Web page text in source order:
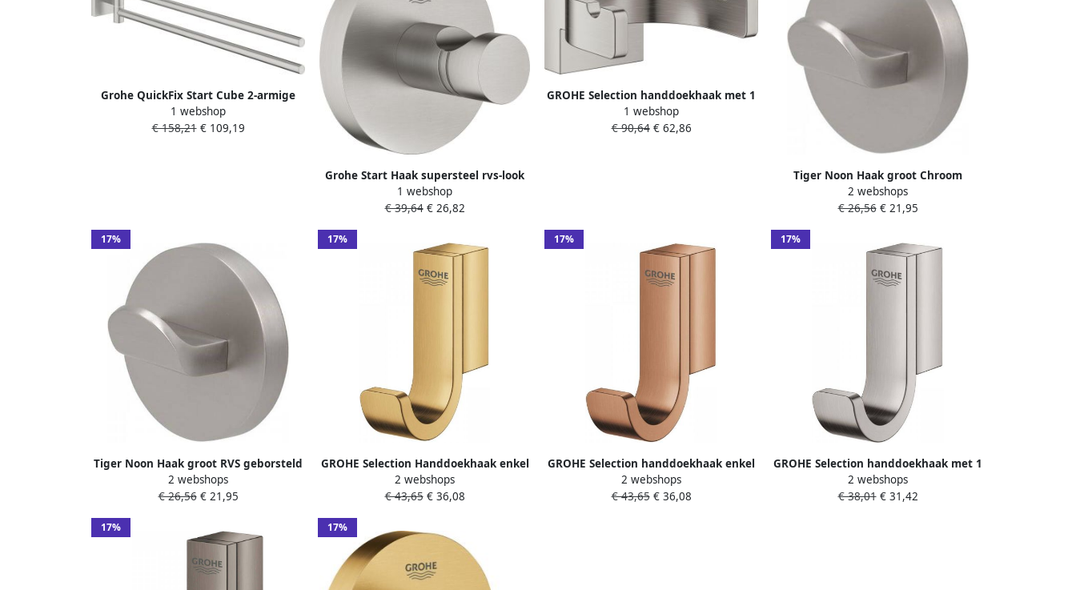
Grohe QuickFix Start Cube 2-armige
handdoekhouder 5 4x43 8x6 9cm
supersteel
1 webshop
€ 158,21€ 109,19
Grohe Start Haak supersteel rvs-look
41173DC0
1 webshop
€ 39,64€ 26,82
GROHE Selection handdoekhaak met 1
haak hxd 30x58mm kleur supersteel
1 webshop
€ 90,64€ 62,86
Tiger Noon Haak groot Chroom
4.9x4.9x3.2cm 1322130346
2 webshops
€ 26,56€ 21,95
17%
Tiger Noon Haak groot RVS geborsteld
4.9x4.9x3.2cm 1322130946
2 webshops
€ 26,56€ 21,95
17%
GROHE Selection Handdoekhaak enkel
metaal cool sunrise geborsteld
41039GN0
2 webshops
€ 43,65€ 36,08
17%
GROHE Selection handdoekhaak enkel
metaal warm sunset geborsteld
41039DL0
2 webshops
€ 43,65€ 36,08
17%
GROHE Selection handdoekhaak met 1
haak hxdxl 52x44x52mm kleur
supersteel
2 webshops
€ 38,01€ 31,42
17% 17%